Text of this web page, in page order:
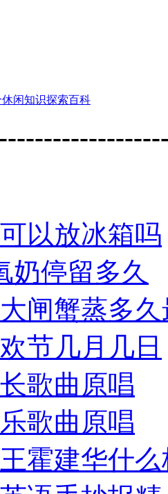
休闲知识探索百科
以放冰箱吗
奶停留多久
闸蟹蒸多
节几月几日
歌曲原唱
歌曲原唱
霍建华什么